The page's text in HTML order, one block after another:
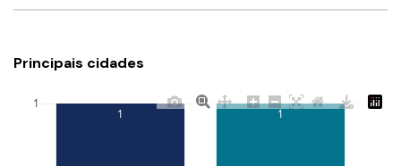
Principais cidades
1 1
1